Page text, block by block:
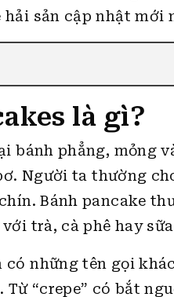
sản cập nhật mới
là gì?
bánh phẳng, mỏng
Người ta thường
Bánh pancake
trà, cà phê hay
có những tên gọi
Từ “crepe” có bắt